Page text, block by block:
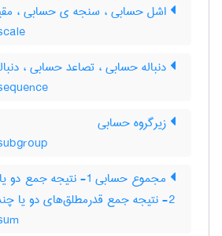
اشل حسابی ، سنجه ی حسابی ،
دنباله حسابی ، تصاعد حسابی ،
زیرگروه حسابی
مجموع حسابی 1- نتیجه
2- نتیجه جمع قدرمطلق‌های دو یا چند کمیت